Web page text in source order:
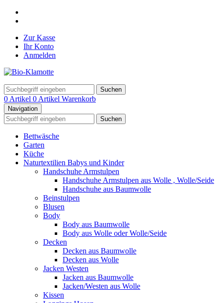
Zur Kasse
Ihr Konto
Anmelden
Suchen
0 Artikel 0 Artikel Warenkorb
Navigation
Suchen
Bettwäsche
Garten
Küche
Naturtextilien Babys und Kinder
Handschuhe Armstulpen
Handschuhe Armstulpen aus Wolle , Wolle/Seide
Handschuhe aus Baumwolle
Beinstulpen
Blusen
Body
Body aus Baumwolle
Body aus Wolle oder Wolle/Seide
Decken
Decken aus Baumwolle
Decken aus Wolle
Jacken Westen
Jacken aus Baumwolle
Jacken/Westen aus Wolle
Kissen